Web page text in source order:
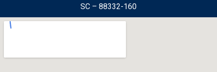
SC – 88332-160